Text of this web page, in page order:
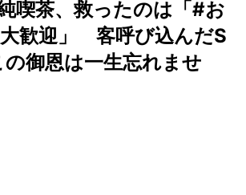
喫茶、救ったのは「#お
歓迎」 客呼び込んだS
御恩は一生忘れませ